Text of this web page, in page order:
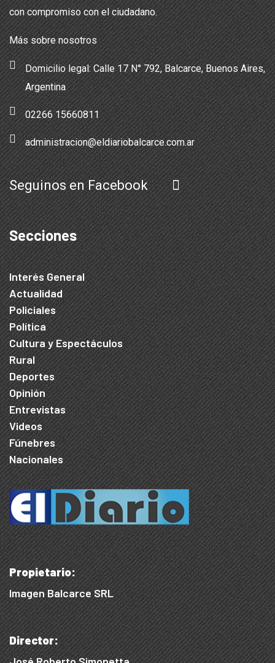
con compromiso con el ciudadano.
Más sobre nosotros
Domicilio legal: Calle 17 N° 792, Balcarce, Buenos Aires,
Argentina
02266 15660811
administracion@eldiariobalcarce.com.ar
Seguinos en Facebook
Secciones
Interés General
Actualidad
Policiales
Política
Cultura y Espectáculos
Rural
Deportes
Opinión
Entrevistas
Videos
Fúnebres
Nacionales
Propietario:
Imagen Balcarce SRL
Director: